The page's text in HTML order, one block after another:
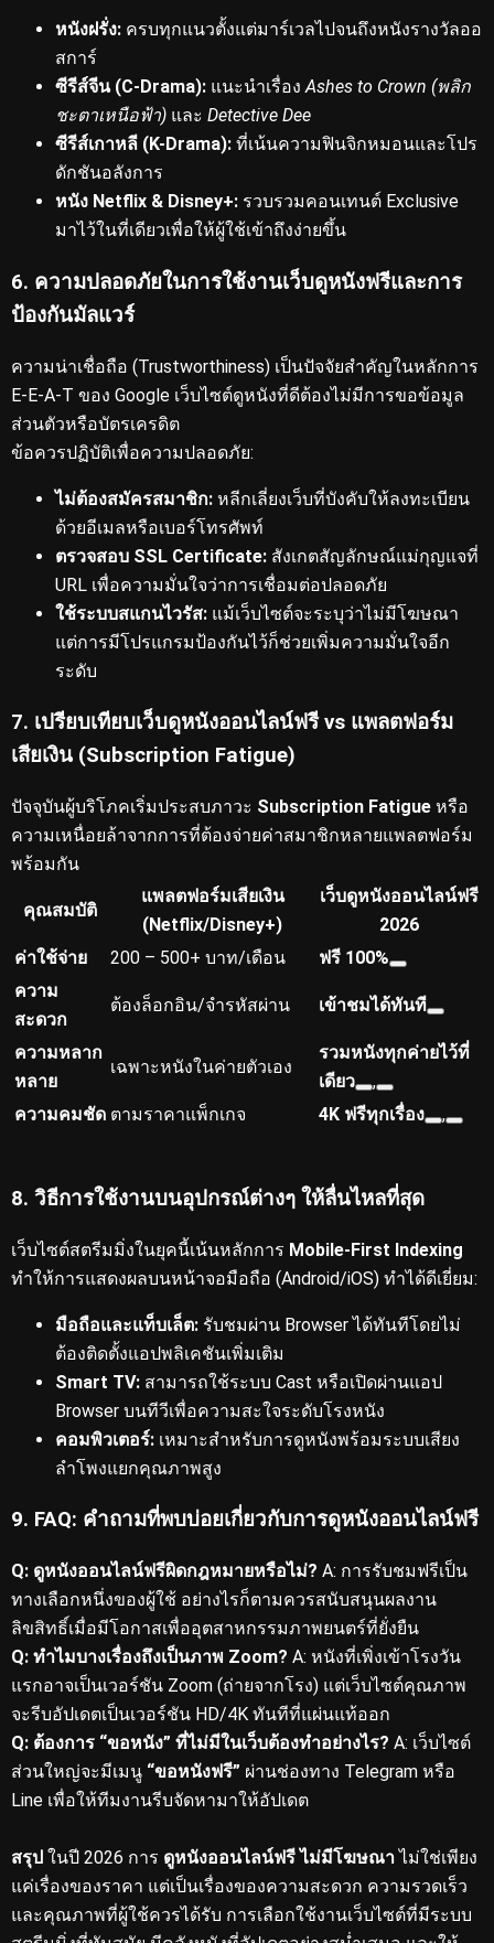
หนังฝรั่ง: ครบทุกแนวตั้งแต่มาร์เวลไปจนถึงหนังรางวัลออ
สการ์
ซีรีส์จีน (C-Drama): แนะนำเรื่องAshes to Crown (พลิก
ชะตาเหนือฟ้า) และ Detective Dee
ซีรีส์เกาหลี (K-Drama): ที่เน้นความฟินจิกหมอนและโปร
ดักชันอลังการ
หนัง Netflix & Disney+: รวบรวมคอนเทนต์ Exclusive
มาไว้ในที่เดียวเพื่อให้ผู้ใช้เข้าถึงง่ายขึ้น
6. ความปลอดภัยในการใช้งานเว็บดูหนังฟรีและการ
ป้องกันมัลแวร์
ความน่าเชื่อถือ (Trustworthiness) เป็นปัจจัยสำคัญในหลักการ
E-E-A-T ของ Google เว็บไซต์ดูหนังที่ดีต้องไม่มีการขอข้อมูล
ส่วนตัวหรือบัตรเครดิต
ข้อควรปฏิบัติเพื่อความปลอดภัย:
ไม่ต้องสมัครสมาชิก: หลีกเลี่ยงเว็บที่บังคับให้ลงทะเบียน
ด้วยอีเมลหรือเบอร์โทรศัพท์
ตรวจสอบ SSL Certificate: สังเกตสัญลักษณ์แม่กุญแจที่
URL เพื่อความมั่นใจว่าการเชื่อมต่อปลอดภัย
ใช้ระบบสแกนไวรัส: แม้เว็บไซต์จะระบุว่าไม่มีโฆษณา
แต่การมีโปรแกรมป้องกันไว้ก็ช่วยเพิ่มความมั่นใจอีก
ระดับ
7. เปรียบเทียบเว็บดูหนังออนไลน์ฟรี vs แพลตฟอร์ม
เสียเงิน (Subscription Fatigue)
ปัจจุบันผู้บริโภคเริ่มประสบภาวะ Subscription Fatigue หรือ
ความเหนื่อยล้าจากการที่ต้องจ่ายค่าสมาชิกหลายแพลตฟอร์ม
พร้อมกัน
คุณสมบัติ
แพลตฟอร์มเสียเงิน
(Netflix/Disney+)
เว็บดูหนังออนไลน์ฟรี
2026
ค่าใช้จ่าย
200 – 500+ บาท/เดือน
ฟรี 100%
ความ
สะดวก
ต้องล็อกอิน/จำรหัสผ่าน เข้าชมได้ทันที
ความหลาก
หลาย
เฉพาะหนังในค่ายตัวเอง
รวมหนังทุกค่ายไว้ที่
เดียว
,
ความคมชัด ตามราคาแพ็กเกจ 4K ฟรีทุกเรื่อง ,
8. วิธีการใช้งานบนอุปกรณ์ต่างๆ ให้ลื่นไหลที่สุด
เว็บไซต์สตรีมมิ่งในยุคนี้เน้นหลักการ Mobile-First Indexing
ทำให้การแสดงผลบนหน้าจอมือถือ (Android/iOS) ทำได้ดีเยี่ยม:
มือถือและแท็บเล็ต: รับชมผ่าน Browser ได้ทันทีโดยไม่
ต้องติดตั้งแอปพลิเคชันเพิ่มเติม
Smart TV: สามารถใช้ระบบ Cast หรือเปิดผ่านแอป
Browser บนทีวีเพื่อความสะใจระดับโรงหนัง
คอมพิวเตอร์: เหมาะสำหรับการดูหนังพร้อมระบบเสียง
ลำโพงแยกคุณภาพสูง
9. FAQ: คำถามที่พบบ่อยเกี่ยวกับการดูหนังออนไลน์ฟรี
Q: ดูหนังออนไลน์ฟรีผิดกฎหมายหรือไม่? A: การรับชมฟรีเป็น
ทางเลือกหนึ่งของผู้ใช้ อย่างไรก็ตามควรสนับสนุนผลงาน
ลิขสิทธิ์เมื่อมีโอกาสเพื่ออุตสาหกรรมภาพยนตร์ที่ยั่งยืน
Q: ทำไมบางเรื่องถึงเป็นภาพ Zoom? A: หนังที่เพิ่งเข้าโรงวัน
แรกอาจเป็นเวอร์ชัน Zoom (ถ่ายจากโรง) แต่เว็บไซต์คุณภาพ
จะรีบอัปเดตเป็นเวอร์ชัน HD/4K ทันทีที่แผ่นแท้ออก
Q: ต้องการ “ขอหนัง” ที่ไม่มีในเว็บต้องทำอย่างไร? A: เว็บไซต์
ส่วนใหญ่จะมีเมนู “ขอหนังฟรี” ผ่านช่องทาง Telegram หรือ
Line เพื่อให้ทีมงานรีบจัดหามาให้อัปเดต
สรุป ในปี 2026 การ ดูหนังออนไลน์ฟรี ไม่มีโฆษณาไม่ใช่เพียง
แค่เรื่องของราคา แต่เป็นเรื่องของความสะดวก ความรวดเร็ว
และคุณภาพที่ผู้ใช้ควรได้รับ การเลือกใช้งานเว็บไซต์ที่มีระบบ